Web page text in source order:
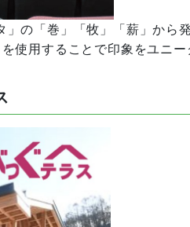
の「巻」「牧」「薪」から
使用することで印象をユニー